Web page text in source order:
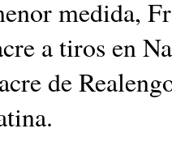
medida,
a tiros en
de